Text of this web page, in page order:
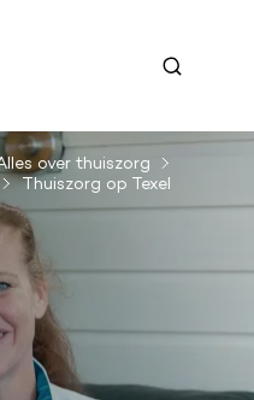
over thuiszorg
Thuiszorg op Texel